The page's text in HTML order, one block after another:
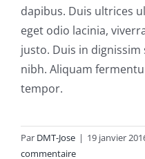
dapibus. Duis ultrices
eget odio lacinia,
justo. Duis in
nibh. Aliquam
tempor.
Par DMT-Jose | 19 janvier
commentaire